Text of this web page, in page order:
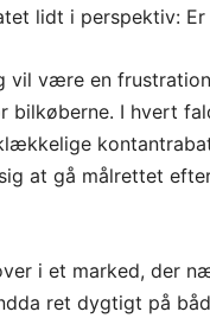
lidt i perspektiv:
vil være en
I hvert
at gå målrettet
i et marked, der
ret dygtigt på